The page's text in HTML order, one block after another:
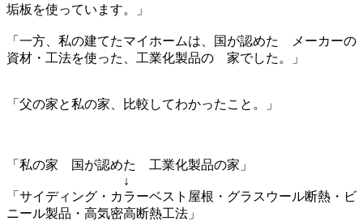
垢板を使っています。」
「一方、私の建てたマイホームは、国が認めた メーカーの
資材・工法を使った、工業化製品の 家でした。」
「父の家と私の家、比較してわかったこと。」
「私の家 国が認めた 工業化製品の家」
↓
「サイディング・カラーベスト屋根・グラスウール断熱・ビ
ニール製品・高気密高断熱工法」